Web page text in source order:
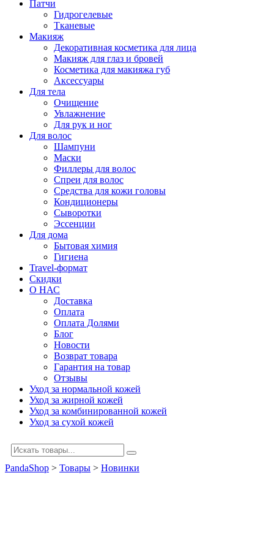
Патчи
Гидрогелевые
Тканевые
Макияж
Декоративная косметика для лица
Макияж для глаз и бровей
Косметика для макияжа губ
Аксессуары
Для тела
Очищение
Увлажнение
Для рук и ног
Для волос
Шампуни
Маски
Филлеры для волос
Спреи для волос
Средства для кожи головы
Кондиционеры
Сыворотки
Эссенции
Для дома
Бытовая химия
Гигиена
Travel-формат
Скидки
О НАС
Доставка
Оплата
Оплата Долями
Блог
Новости
Возврат товара
Гарантия на товар
Отзывы
Уход за нормальной кожей
Уход за жирной кожей
Уход за комбинированной кожей
Уход за сухой кожей
PandaShop > Товары > Новинки